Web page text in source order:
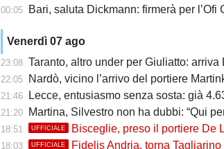
00:05 Bari, saluta Dickmann: firmerà per l’Ofi
Venerdì 07 ago
23:08 Taranto, altro under per Giuliatto: arriva
22:05 Nardò, vicino l’arrivo del portiere
21:46 Lecce, entusiasmo senza sosta: già 4.631
21:20 Martina, Silvestro non ha dubbi: “Qui
18:51 UFFICIALE Bisceglie, preso il portiere De
18:03 UFFICIALE Fidelis Andria, torna